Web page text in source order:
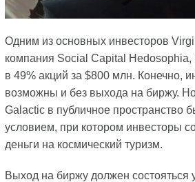
Одним из основных инвесторов
компания Social Capital Hedosophia,
в 49% акций за $800 млн. Конечно,
возможны и без выхода на биржу.
Galactic в публичное пространство
условием, при котором инвесторы
деньги на космический туризм.
Выход на биржу должен состояться